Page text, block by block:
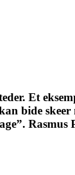
Et
bide
Rasmus